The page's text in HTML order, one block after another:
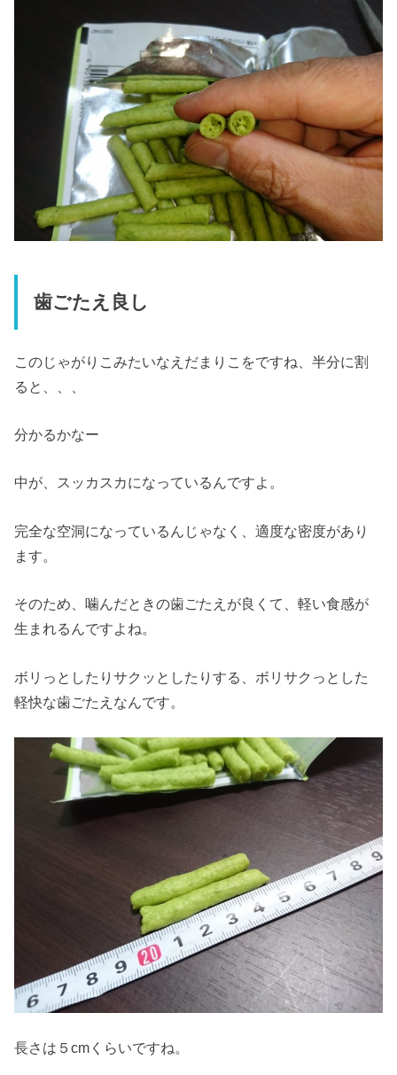
歯ごたえ良し
このじゃがりこみたいなえだまりこをですね、半分に割
ると、、、
分かるかなー
中が、スッカスカになっているんですよ。
完全な空洞になっているんじゃなく、適度な密度があり
ます。
そのため、噛んだときの歯ごたえが良くて、軽い食感が
生まれるんですよね。
ボリっとしたりサクッとしたりする、ボリサクっとした
軽快な歯ごたえなんです。
長さは５cmくらいですね。